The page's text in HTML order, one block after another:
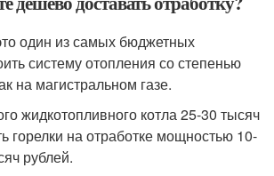
один из самых бюджетных
систему отопления со степенью
на магистральном газе.
жидкотопливного котла 25-30 тысяч
горелки на отработке мощностью 10-
рублей.